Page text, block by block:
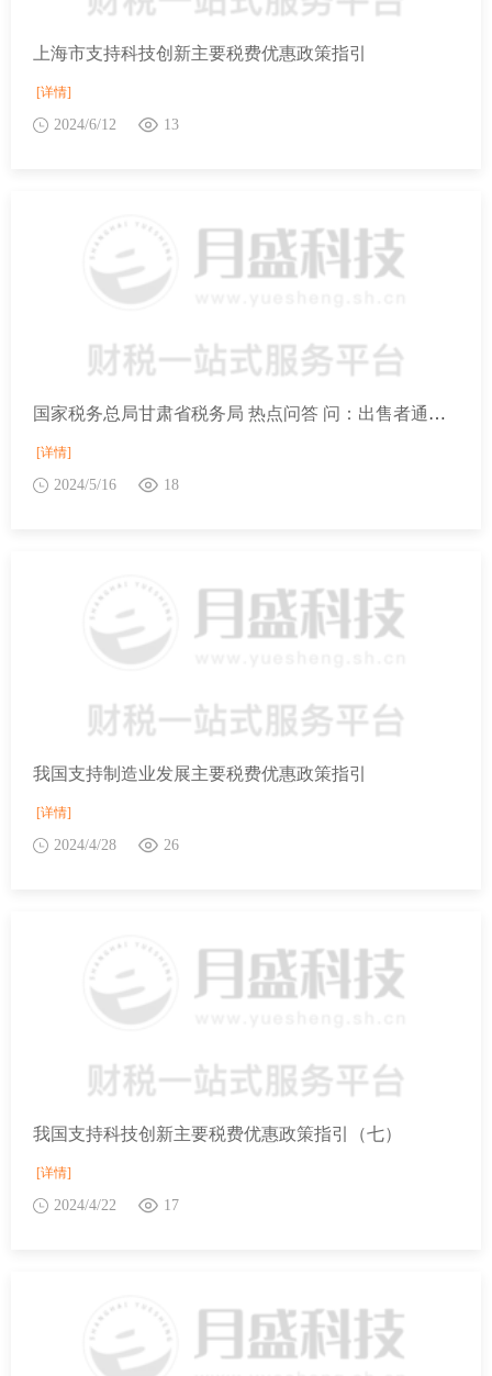
上海市支持科技创新主要税费优惠政策指引
[详情]
2024/6/12 13
国家税务总局甘肃省税务局 热点问答 问：出售者通过“反向开票”销售报废产品，能否享受相关税费优惠政策？
[详情]
2024/5/16 18
我国支持制造业发展主要税费优惠政策指引
[详情]
2024/4/28 26
我国支持科技创新主要税费优惠政策指引（七）
[详情]
2024/4/22 17